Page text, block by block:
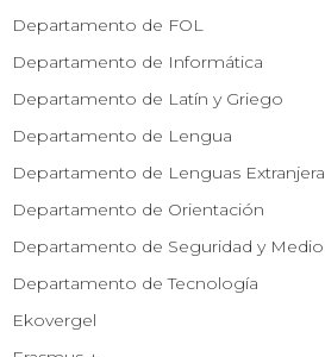
Departamento de FOL
Departamento de Informática
Departamento de Latín y Griego
Departamento de Lengua
Departamento de Lenguas
Departamento de Orientación
Departamento de Seguridad y
Departamento de Tecnología
Ekovergel